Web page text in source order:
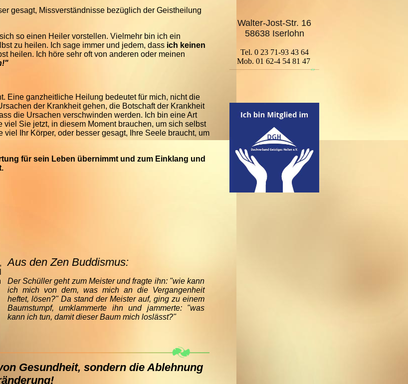
gesagt, Missverständnisse bezüglich der Geistheilung
so einen Heiler vorstellen. Vielmehr bin ich ein
zu heilen. Ich sage immer und jedem, dass ich keinen
heilen. Ich höre sehr oft von anderen oder meinen
Eine ganzheitliche Heilung bedeutet für mich, nicht die
der Krankheit gehen, die Botschaft der Krankheit
die Ursachen verschwinden werden. Ich bin eine Art
Sie jetzt, in diesem Moment brauchen, um sich selbst
Ihr Körper, oder besser gesagt, Ihre Seele braucht, um
für sein Leben übernimmt und zum Einklang und
Aus den Zen Buddismus:
Der Schüller geht zum Meister und fragte ihn: "wie kann
ich mich von dem, was mich an die Vergangenheit
heftet, lösen?" Da stand der Meister auf, ging zu einem
Baumstumpf, umklammerte ihn und jammerte: "was
kann ich tun, damit dieser Baum mich loslässt?"
Gesundheit, sondern die Ablehnung
Walter-Jost-Str. 16
58638 Iserlohn
Tel. 0 23 71-93 43 64
Mob. 01 62-4 54 81 47